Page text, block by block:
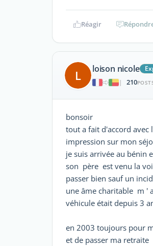
Réagir
L loison nicole
|
210
bonsoir
tout a fait d'accord
impression sur mon
je suis arrivée au bénin
son père est venu la
passer bien sauf un
une âme charitable m '
véhicule était depuis 3
en 2003 toujours pour
et de passer ma retraite